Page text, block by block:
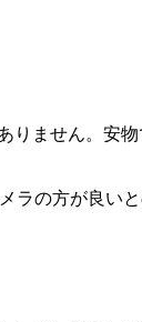
りません。安
の方が良い